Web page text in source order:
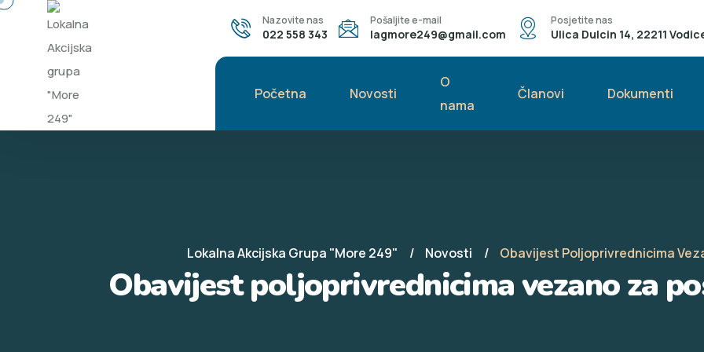
Nazovite nas
022 558 343
Pošaljite e-mail
lagmore249@gmail.com
Posjetite nas
Ulica Dulcin 14, 22211
Početna Novosti
O
nama
Članovi Dokumenti
Lokalna Akcijska Grupa "More 249" Novosti Obavijest Poljoprivrednicima
Obavijest poljoprivrednicima vezano za